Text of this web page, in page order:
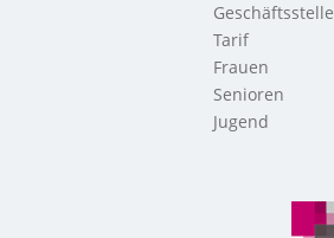
Geschäftsstelle
Tarif
Frauen
Senioren
Jugend